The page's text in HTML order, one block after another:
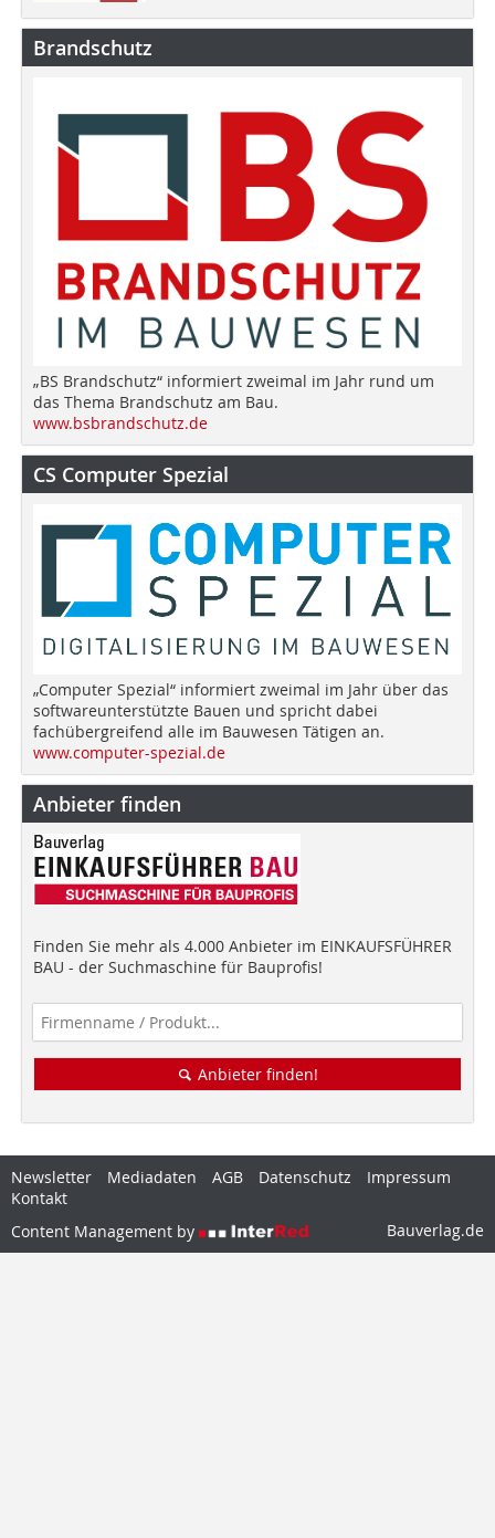
Brandschutz
„BS Brandschutz“ informiert zweimal im Jahr rund um
das Thema Brandschutz am Bau.
www.bsbrandschutz.de
CS Computer Spezial
„Computer Spezial“ informiert zweimal im Jahr über das
softwareunterstützte Bauen und spricht dabei
fachübergreifend alle im Bauwesen Tätigen an.
www.computer-spezial.de
Anbieter finden
Finden Sie mehr als 4.000 Anbieter im EINKAUFSFÜHRER
BAU - der Suchmaschine für Bauprofis!
Anbieter finden!
Newsletter Mediadaten AGB Datenschutz
Impressum
Kontakt
Content Management by
Bauverlag.de